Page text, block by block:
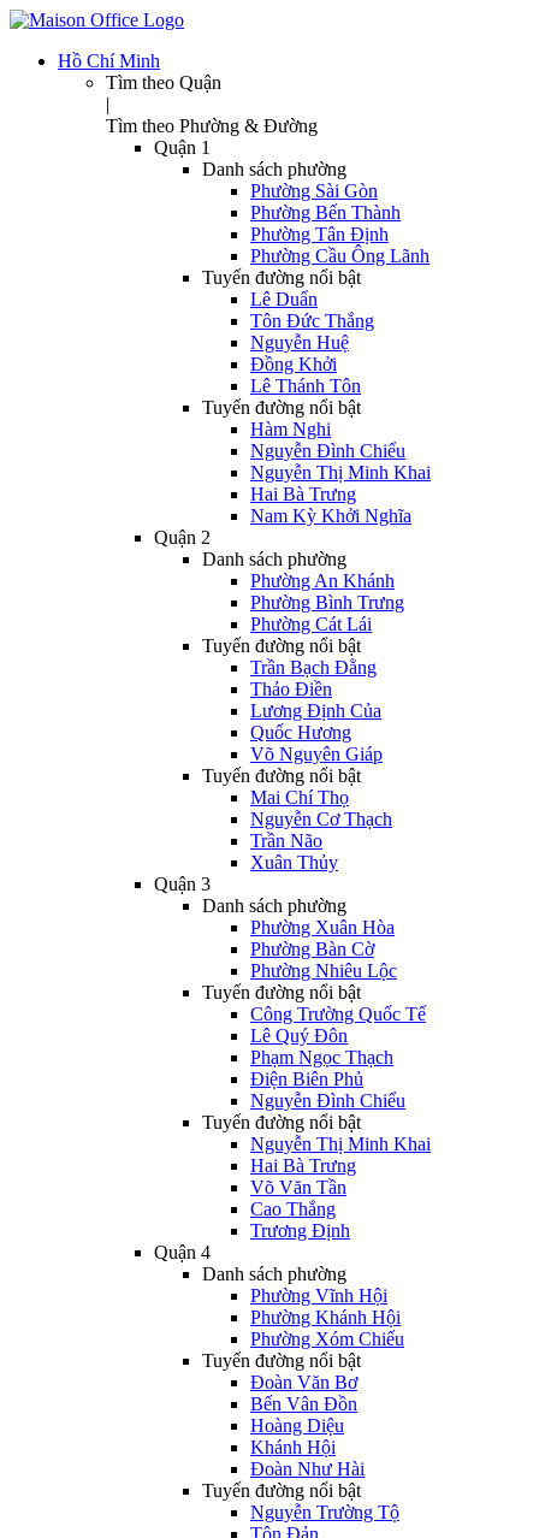
Hồ Chí Minh
Tìm theo Quận
|
Tìm theo Phường & Đường
Quận 1
Danh sách phường
Phường Sài Gòn
Phường Bến Thành
Phường Tân Định
Phường Cầu Ông Lãnh
Tuyến đường nổi bật
Lê Duẩn
Tôn Đức Thắng
Nguyễn Huệ
Đồng Khởi
Lê Thánh Tôn
Tuyến đường nổi bật
Hàm Nghi
Nguyễn Đình Chiểu
Nguyễn Thị Minh Khai
Hai Bà Trưng
Nam Kỳ Khởi Nghĩa
Quận 2
Danh sách phường
Phường An Khánh
Phường Bình Trưng
Phường Cát Lái
Tuyến đường nổi bật
Trần Bạch Đằng
Thảo Điền
Lương Định Của
Quốc Hương
Võ Nguyên Giáp
Tuyến đường nổi bật
Mai Chí Thọ
Nguyễn Cơ Thạch
Trần Não
Xuân Thủy
Quận 3
Danh sách phường
Phường Xuân Hòa
Phường Bàn Cờ
Phường Nhiêu Lộc
Tuyến đường nổi bật
Công Trường Quốc Tế
Lê Quý Đôn
Phạm Ngọc Thạch
Điện Biên Phủ
Nguyễn Đình Chiểu
Tuyến đường nổi bật
Nguyễn Thị Minh Khai
Hai Bà Trưng
Võ Văn Tần
Cao Thắng
Trương Định
Quận 4
Danh sách phường
Phường Vĩnh Hội
Phường Khánh Hội
Phường Xóm Chiếu
Tuyến đường nổi bật
Đoàn Văn Bơ
Bến Vân Đồn
Hoàng Diệu
Khánh Hội
Đoàn Như Hài
Tuyến đường nổi bật
Nguyễn Trường Tộ
Tôn Đản